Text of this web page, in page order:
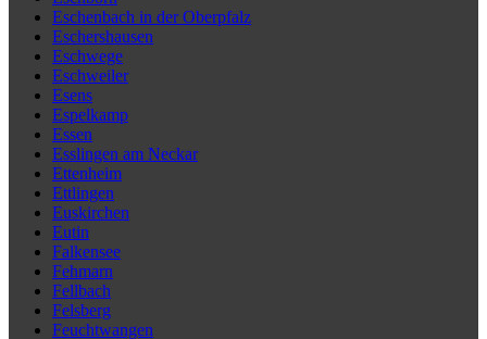
Eschenbach in der Oberpfalz
Eschershausen
Eschwege
Eschweiler
Esens
Espelkamp
Essen
Esslingen am Neckar
Ettenheim
Ettlingen
Euskirchen
Eutin
Falkensee
Fehmarn
Fellbach
Felsberg
Feuchtwangen